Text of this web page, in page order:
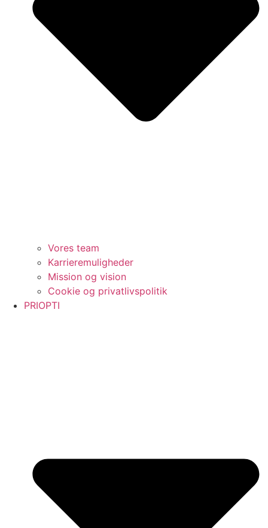
Vores team
Karrieremuligheder
Mission og vision
Cookie og privatlivspolitik
PRIOPTI